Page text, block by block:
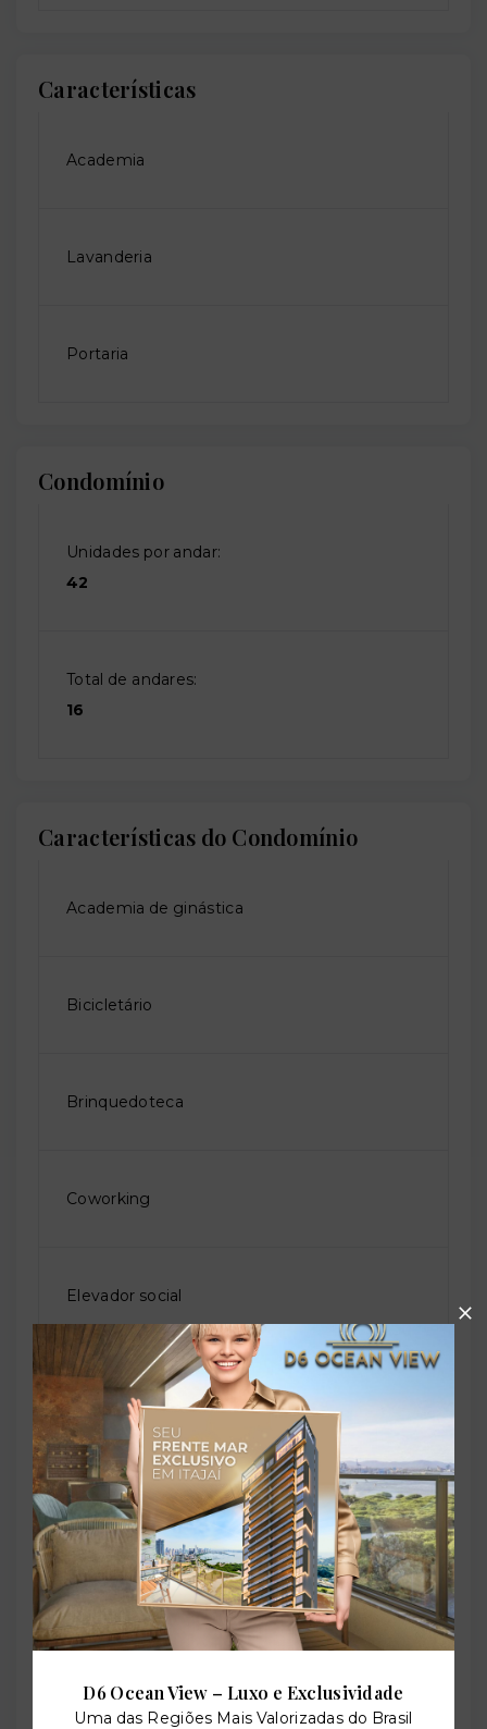
Características
Academia
Lavanderia
Portaria
Condomínio
Unidades por andar:
42
Total de andares:
16
Características do Condomínio
Academia de ginástica
Bicicletário
Brinquedoteca
Coworking
Elevador social
Piscina adulto
Playground
Quadra poliesportiva
Sala de jogos
D6 Ocean View – Luxo e Exclusividade
Uma das Regiões Mais Valorizadas do Brasil